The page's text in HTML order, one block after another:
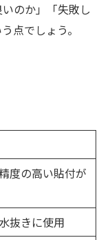
のか」「失敗し
点でしょう。
度の高い貼付が
抜きに使用